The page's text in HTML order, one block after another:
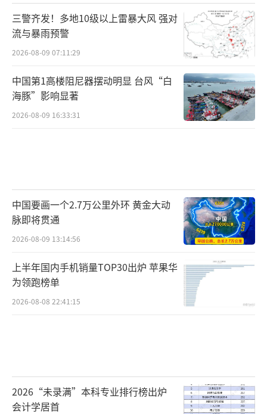
三警齐发！多地10级以上雷暴大风 强对
流与暴雨预警
2026-08-09 07:11:29
中国第1高楼阻尼器摆动明显 台风“白
海豚”影响显著
2026-08-09 16:33:31
中国要画一个2.7万公里外环 黄金大动
脉即将贯通
2026-08-09 13:14:56
上半年国内手机销量TOP30出炉 苹果华
为领跑榜单
2026-08-08 22:41:15
2026“未录满”本科专业排行榜出炉
会计学居首